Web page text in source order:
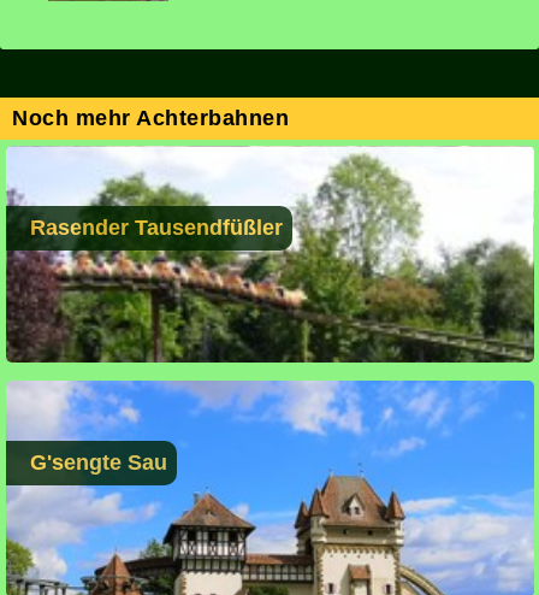
Noch mehr Achterbahnen
Rasender Tausendfüßler
G'sengte Sau